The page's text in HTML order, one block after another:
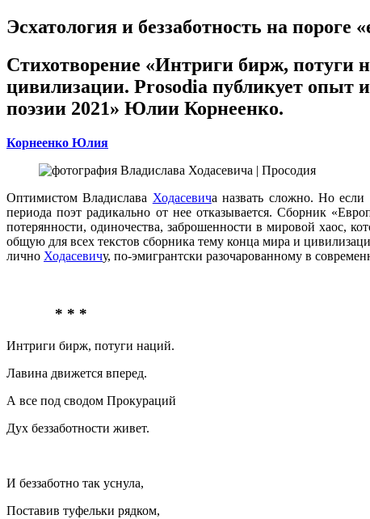
Эсхатология и беззаботность на пороге
Стихотворение «Интриги бирж, потуги
цивилизации. Prosodia публикует опыт
поэзии 2021» Юлии Корнеенко.
Корнеенко Юлия
Оптимистом Владислава Ходасевича назвать сложно. Но если
периода поэт радикально от нее отказывается. Сборник
потерянности, одиночества, заброшенности в мировой хаос,
общую для всех текстов сборника тему конца мира и
лично Ходасевичу, по-эмигрантски разочарованному в
* * *
Интриги бирж, потуги наций.
Лавина движется вперед.
А все под сводом Прокураций
Дух беззаботности живет.
И беззаботно так уснула,
Поставив туфельки рядком,